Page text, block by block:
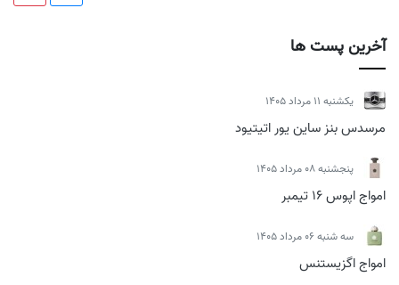
آخرین پست ها
يكشنبه 11 مرداد 1405
مرسدس بنز ساین یور اتیتیود
پنجشنبه 08 مرداد 1405
امواج اپوس 16 تیمبر
سه شنبه 06 مرداد 1405
امواج اگزیستنس